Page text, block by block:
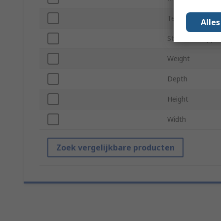
Termination Type
Standards/
Weight
Depth
Height
Width
Zoek vergelijkbare producten